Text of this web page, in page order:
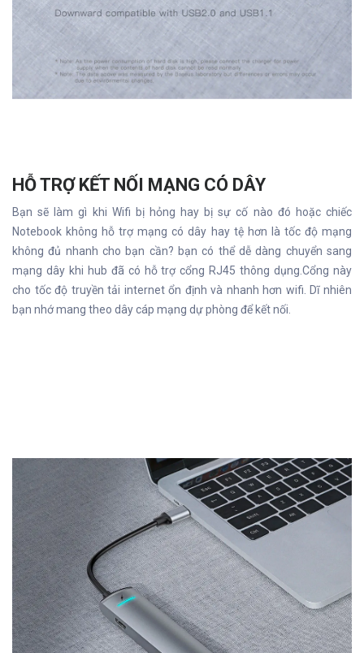
HỖ TRỢ KẾT NỐI MẠNG CÓ DÂY
Bạn sẽ làm gì khi Wifi bị hỏng hay bị sự cố nào đó hoặc chiếc
Notebook không hỗ trợ mạng có dây hay tệ hơn là tốc độ mạng
không đủ nhanh cho bạn cần? bạn có thể dễ dàng chuyển sang
mạng dây khi hub đã có hỗ trợ cổng RJ45 thông dụng.Cổng này
cho tốc độ truyền tải internet ổn định và nhanh hơn wifi. Dĩ nhiên
bạn nhớ mang theo dây cáp mạng dự phòng để kết nối.